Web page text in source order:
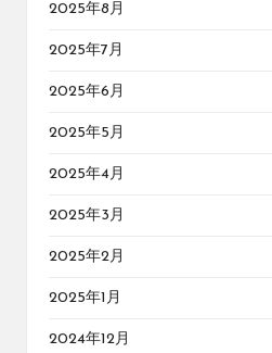
2025年8月
2025年7月
2025年6月
2025年5月
2025年4月
2025年3月
2025年2月
2025年1月
2024年12月